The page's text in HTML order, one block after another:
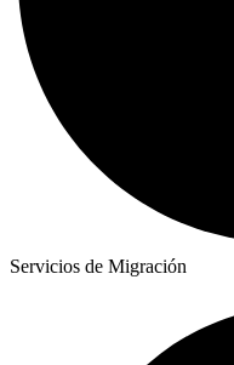
Servicios de Migración